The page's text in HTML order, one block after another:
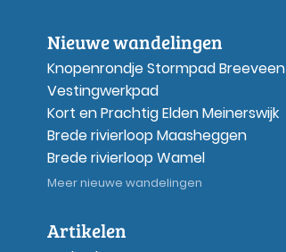
Nieuwe wandelingen
Knopenrondje Stormpad Breeveen
Vestingwerkpad
Kort en Prachtig Elden Meinerswijk
Brede rivierloop Maasheggen
Brede rivierloop Wamel
Meer nieuwe wandelingen
Artikelen